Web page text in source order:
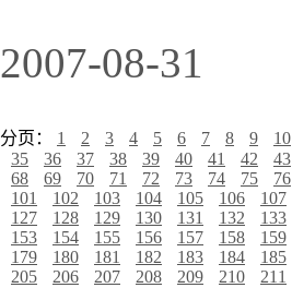
2007-08-31
分页： 1 2 3 4 5 6 7 8 9 10
35
36 37 38 39 40 41 42 43
68
69 70 71 72 73 74 75 76
101
102 103 104 105 106 107
127
128 129 130 131 132 133
153
154 155 156 157 158 159
179
180 181 182 183 184 185
205
206 207 208 209 210 211